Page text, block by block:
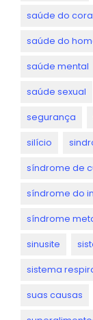
saúde do
saúde do
saúde mental
saúde sexual
segurança
silício
síndrome de
síndrome do
síndrome
sinusite
sistema
suas causas